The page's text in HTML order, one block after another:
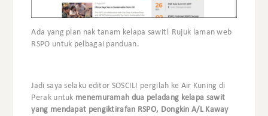
Ada yang plan nak tanam kelapa sawit! Rujuk laman web
RSPO untuk pelbagai panduan.
Jadi saya selaku editor SOSCILI pergilah ke Air Kuning di
Perak untuk menemuramah dua peladang kelapa sawit
yang mendapat pengiktirafan RSPO, Dongkin A/L Kaway